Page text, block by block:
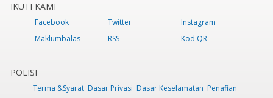
IKUTI KAMI
Facebook Twitter
Instagram
Maklumbalas
RSS Kod QR
POLISI
Terma &Syarat Dasar Privasi Dasar Keselamatan Penafian